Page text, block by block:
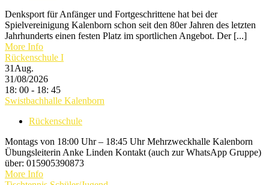
Denksport für Anfänger und Fortgeschrittene hat bei der
Spielvereinigung Kalenborn schon seit den 80er Jahren des letzten
Jahrhunderts einen festen Platz im sportlichen Angebot. Der [...]
More Info
Rückenschule I
31 Aug.
31/08/2026
18: 00 - 18: 45
Swistbachhalle Kalenborn
Rückenschule
Montags von 18:00 Uhr – 18:45 Uhr Mehrzweckhalle Kalenborn
Übungsleiterin Anke Linden Kontakt (auch zur WhatsApp Gruppe)
über: 015905390873
More Info